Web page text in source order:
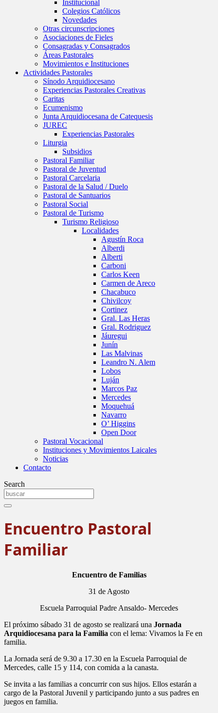
Institucional
Colegios Católicos
Novedades
Otras circunscripciones
Asociaciones de Fieles
Consagradas y Consagrados
Áreas Pastorales
Movimientos e Instituciones
Actividades Pastorales
Sínodo Arquidiocesano
Experiencias Pastorales Creativas
Caritas
Ecumenismo
Junta Arquidiocesana de Catequesis
JUREC
Experiencias Pastorales
Liturgia
Subsidios
Pastoral Familiar
Pastoral de Juventud
Pastoral Carcelaria
Pastoral de la Salud / Duelo
Pastoral de Santuarios
Pastoral Social
Pastoral de Turismo
Turismo Religioso
Localidades
Agustín Roca
Alberdi
Alberti
Carboni
Carlos Keen
Carmen de Areco
Chacabuco
Chivilcoy
Cortinez
Gral. Las Heras
Gral. Rodriguez
Jáuregui
Junín
Las Malvinas
Leandro N. Alem
Lobos
Luján
Marcos Paz
Mercedes
Moquehuá
Navarro
O’ Higgins
Open Door
Pastoral Vocacional
Instituciones y Movimientos Laicales
Noticias
Contacto
Search
Encuentro Pastoral
Familiar
Encuentro de Familias
31 de Agosto
Escuela Parroquial Padre Ansaldo- Mercedes
El próximo sábado 31 de agosto se realizará una Jornada
Arquidiocesana para la Familia con el lema: Vivamos la Fe en
familia.
La Jornada será de 9.30 a 17.30 en la Escuela Parroquial de
Mercedes, calle 15 y 114, con comida a la canasta.
Se invita a las familias a concurrir con sus hijos. Ellos estarán a
cargo de la Pastoral Juvenil y participando junto a sus padres en
juegos en familia.